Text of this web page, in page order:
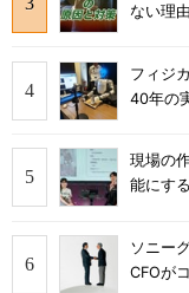
ない理由
フィジ
40年の
現場の
能にす
ソニー
CFOが